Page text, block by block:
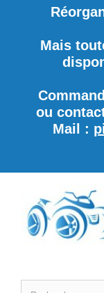
Mais
ou
Mail :